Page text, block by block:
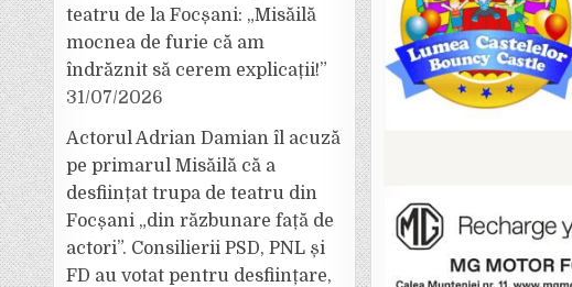
teatru de la Focșani: „Misăilă
mocnea de furie că am
îndrăznit să cerem explicații!”
31/07/2026
Actorul Adrian Damian îl acuză
pe primarul Misăilă că a
desființat trupa de teatru din
Focșani „din răzbunare față de
actori”. Consilierii PSD, PNL și
FD au votat pentru desființare,